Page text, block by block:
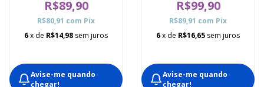
R$89,90
R$80,91 com Pix
6x de R$14,98 sem juros
Avise-me quando
chegar!
R$99,90
R$89,91 com Pix
6x de R$16,65 sem juros
Avise-me quando
chegar!